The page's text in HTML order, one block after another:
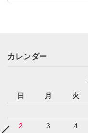
カレンダー
日
月 火
2
3 4